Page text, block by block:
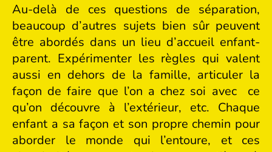
Au-delà de ces questions de séparation,
beaucoup d’autres sujets bien sûr peuvent
être abordés dans un lieu d’accueil enfant-
parent. Expérimenter les règles qui valent
aussi en dehors de la famille, articuler la
façon de faire que l’on a chez soi avec ce
qu’on découvre à l’extérieur, etc. Chaque
enfant a sa façon et son propre chemin pour
aborder le monde qui l’entoure, et ces